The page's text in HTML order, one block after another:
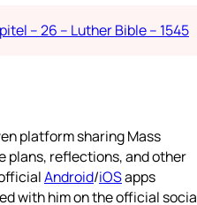
– 26 – Luther Bible – 1545
platform sharing Mass
plans, reflections, and other
Android/iOSapps
with him on the official